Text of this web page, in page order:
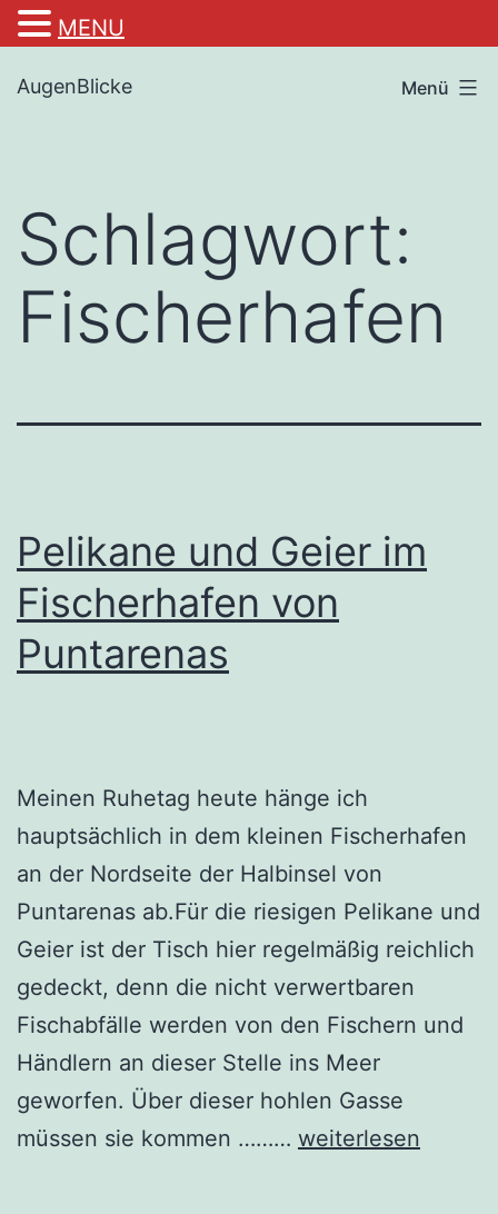
Inhalt
AugenBlicke Menü
Schlagwort:
Fischerhafen
Pelikane und Geier im
Fischerhafen von
Puntarenas
Meinen Ruhetag heute hänge ich
hauptsächlich in dem kleinen Fischerhafen
an der Nordseite der Halbinsel von
Puntarenas ab.Für die riesigen Pelikane und
Geier ist der Tisch hier regelmäßig reichlich
gedeckt, denn die nicht verwertbaren
Fischabfälle werden von den Fischern und
Händlern an dieser Stelle ins Meer
geworfen. Über dieser hohlen Gasse
müssen sie kommen ……… Pelikane
weiterlesen
MENU